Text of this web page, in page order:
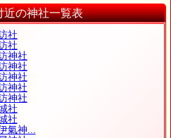
近の神社一覧表
社
社
神社
神社
神社
神社
神社
社
社
氣神...